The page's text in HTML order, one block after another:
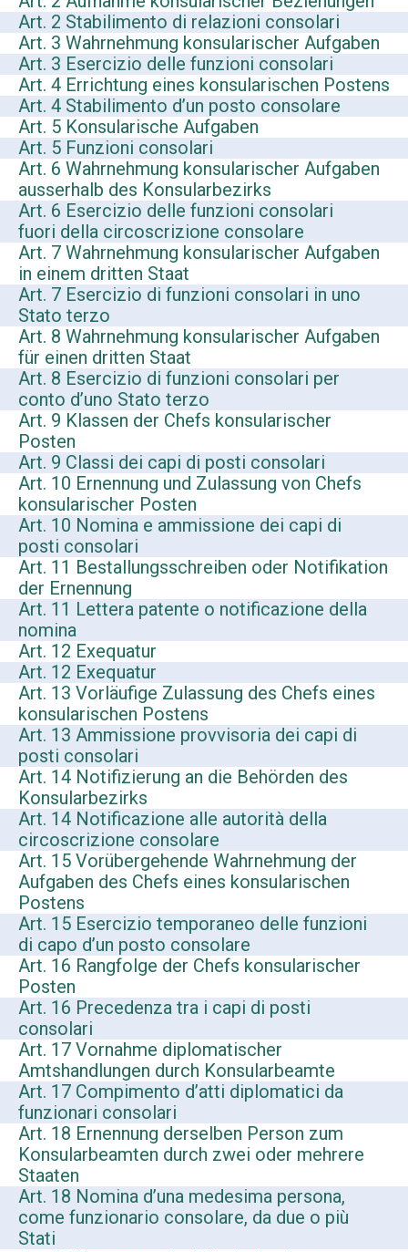
Art. 2 Stabilimento di relazioni consolari
Art. 3 Wahrnehmung konsularischer Aufgaben
Art. 3 Esercizio delle funzioni consolari
Art. 4 Errichtung eines konsularischen Postens
Art. 4 Stabilimento d’un posto consolare
Art. 5 Konsularische Aufgaben
Art. 5 Funzioni consolari
Art. 6 Wahrnehmung konsularischer Aufgaben
ausserhalb des Konsularbezirks
Art. 6 Esercizio delle funzioni consolari
fuori della circoscrizione consolare
Art. 7 Wahrnehmung konsularischer Aufgaben
in einem dritten Staat
Art. 7 Esercizio di funzioni consolari in uno
Stato terzo
Art. 8 Wahrnehmung konsularischer Aufgaben
für einen dritten Staat
Art. 8 Esercizio di funzioni consolari per
conto d’uno Stato terzo
Art. 9 Klassen der Chefs konsularischer
Posten
Art. 9 Classi dei capi di posti consolari
Art. 10 Ernennung und Zulassung von Chefs
konsularischer Posten
Art. 10 Nomina e ammissione dei capi di
posti consolari
Art. 11 Bestallungsschreiben oder Notifikation
der Ernennung
Art. 11 Lettera patente o notificazione della
nomina
Art. 12 Exequatur
Art. 12 Exequatur
Art. 13 Vorläufige Zulassung des Chefs eines
konsularischen Postens
Art. 13 Ammissione provvisoria dei capi di
posti consolari
Art. 14 Notifizierung an die Behörden des
Konsularbezirks
Art. 14 Notificazione alle autorità della
circoscrizione consolare
Art. 15 Vorübergehende Wahrnehmung der
Aufgaben des Chefs eines konsularischen
Postens
Art. 15 Esercizio temporaneo delle funzioni
di capo d’un posto consolare
Art. 16 Rangfolge der Chefs konsularischer
Posten
Art. 16 Precedenza tra i capi di posti
consolari
Art. 17 Vornahme diplomatischer
Amtshandlungen durch Konsularbeamte
Art. 17 Compimento d’atti diplomatici da
funzionari consolari
Art. 18 Ernennung derselben Person zum
Konsularbeamten durch zwei oder mehrere
Staaten
Art. 18 Nomina d’una medesima persona,
come funzionario consolare, da due o più
Stati